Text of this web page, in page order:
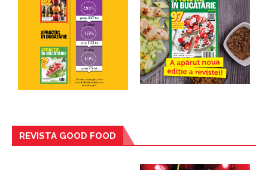
REVISTA GOOD FOOD